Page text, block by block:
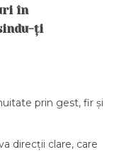
în
ți
direcții clare, care